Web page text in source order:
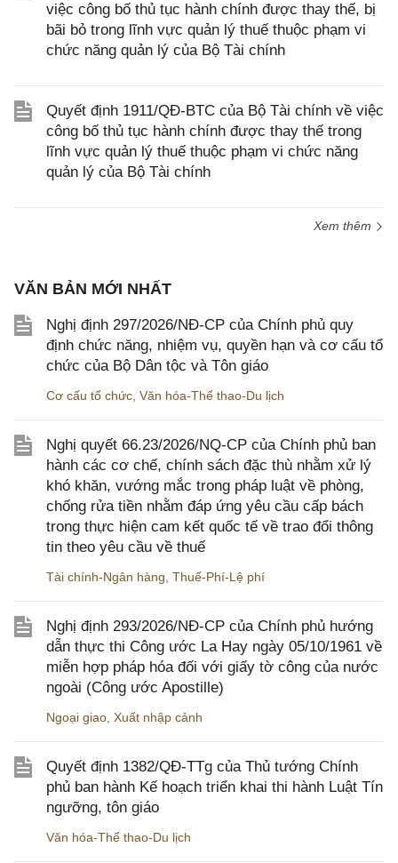
việc công bố thủ tục hành chính được thay thế, bị
bãi bỏ trong lĩnh vực quản lý thuế thuộc phạm vi
chức năng quản lý của Bộ Tài chính
Quyết định 1911/QĐ-BTC của Bộ Tài chính về việc
công bố thủ tục hành chính được thay thế trong
lĩnh vực quản lý thuế thuộc phạm vi chức năng
quản lý của Bộ Tài chính
Xem thêm
VĂN BẢN MỚI NHẤT
Nghị định 297/2026/NĐ-CP của Chính phủ quy
định chức năng, nhiệm vụ, quyền hạn và cơ cấu tổ
chức của Bộ Dân tộc và Tôn giáo
Cơ cấu tổ chức Văn hóa-Thể thao-Du lịch
Nghị quyết 66.23/2026/NQ-CP của Chính phủ ban
hành các cơ chế, chính sách đặc thù nhằm xử lý
khó khăn, vướng mắc trong pháp luật về phòng,
chống rửa tiền nhằm đáp ứng yêu cầu cấp bách
trong thực hiện cam kết quốc tế về trao đổi thông
tin theo yêu cầu về thuế
Tài chính-Ngân hàng Thuế-Phí-Lệ phí
Nghị định 293/2026/NĐ-CP của Chính phủ hướng
dẫn thực thi Công ước La Hay ngày 05/10/1961 về
miễn hợp pháp hóa đối với giấy tờ công của nước
ngoài (Công ước Apostille)
Ngoại giao Xuất nhập cảnh
Quyết định 1382/QĐ-TTg của Thủ tướng Chính
phủ ban hành Kế hoạch triển khai thi hành Luật Tín
ngưỡng, tôn giáo
Văn hóa-Thể thao-Du lịch